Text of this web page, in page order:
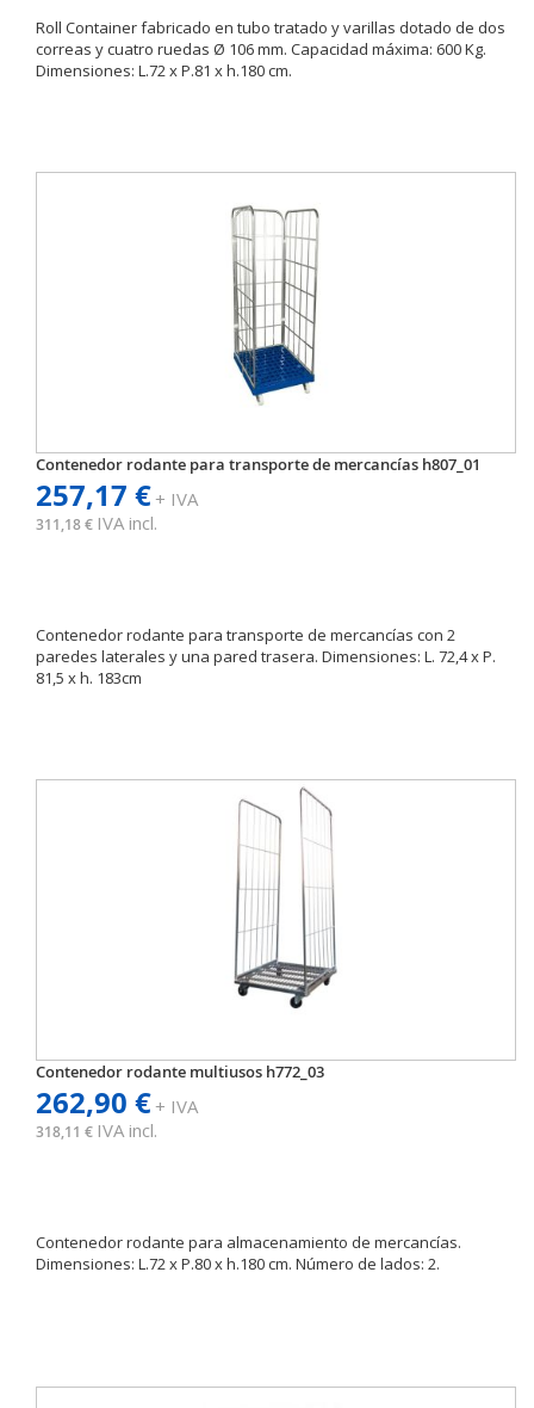
Roll Container fabricado en tubo tratado y varillas dotado de dos
correas y cuatro ruedas Ø 106 mm. Capacidad máxima: 600 Kg.
Dimensiones: L.72 x P.81 x h.180 cm.
Contenedor rodante para transporte de mercancías h807_01
257,17 €+ IVA
311,18 € IVA incl.
Contenedor rodante para transporte de mercancías con 2
paredes laterales y una pared trasera. Dimensiones: L. 72,4 x P.
81,5 x h. 183cm
Contenedor rodante multiusos h772_03
262,90 €+ IVA
318,11 € IVA incl.
Contenedor rodante para almacenamiento de mercancías.
Dimensiones: L.72 x P.80 x h.180 cm. Número de lados: 2.